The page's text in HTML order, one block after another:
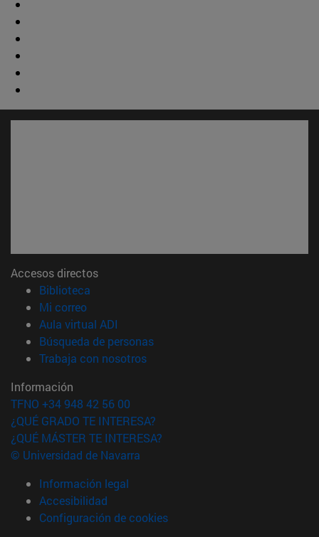
Accesos directos
Biblioteca
Mi correo(abre en nueva ventana)
Aula virtual ADI
Búsqueda de personas(abre en nueva ventana)
Trabaja con nosotros(abre en nueva ventana)
Información
TFNO +34 948 42 56 00
¿QUÉ GRADO TE INTERESA?
¿QUÉ MÁSTER TE INTERESA?
© Universidad de Navarra
Información legal
Accesibilidad
Configuración de cookies